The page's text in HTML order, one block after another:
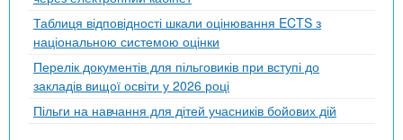
Таблиця відповідності шкали оцінювання ECTS з
національною системою оцінки
Перелік документів для пільговиків при вступі до
закладів вищої освіти у 2026 році
Пільги на навчання для дітей учасників бойових дій